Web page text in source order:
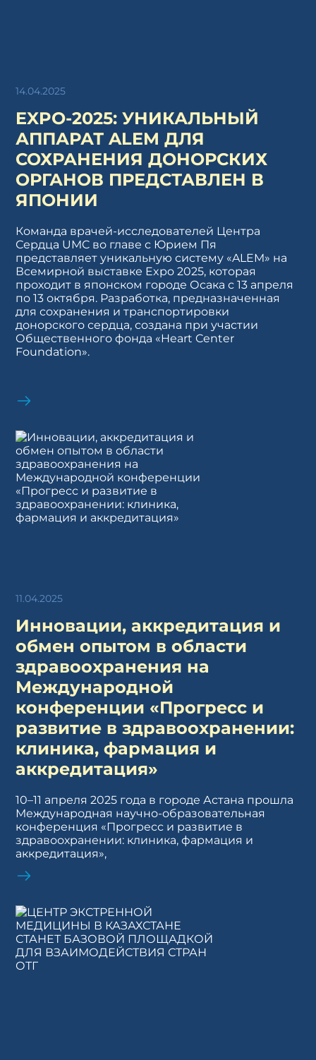
14.04.2025
EXPO-2025: УНИКАЛЬНЫЙ
АППАРАТ ALEM ДЛЯ
СОХРАНЕНИЯ ДОНОРСКИХ
ОРГАНОВ ПРЕДСТАВЛЕН В
ЯПОНИИ
Команда врачей-исследователей Центра
Сердца UMC во главе с Юрием Пя
представляет уникальную систему «ALEM» на
Всемирной выставке Expo 2025, которая
проходит в японском городе Осака с 13 апреля
по 13 октября. Разработка, предназначенная
для сохранения и транспортировки
донорского сердца, создана при участии
Общественного фонда «Heart Center
Foundation».
11.04.2025
Инновации, аккредитация и
обмен опытом в области
здравоохранения на
Международной
конференции «Прогресс и
развитие в здравоохранении:
клиника, фармация и
аккредитация»
10–11 апреля 2025 года в городе Астана прошла
Международная научно-образовательная
конференция «Прогресс и развитие в
здравоохранении: клиника, фармация и
аккредитация»,